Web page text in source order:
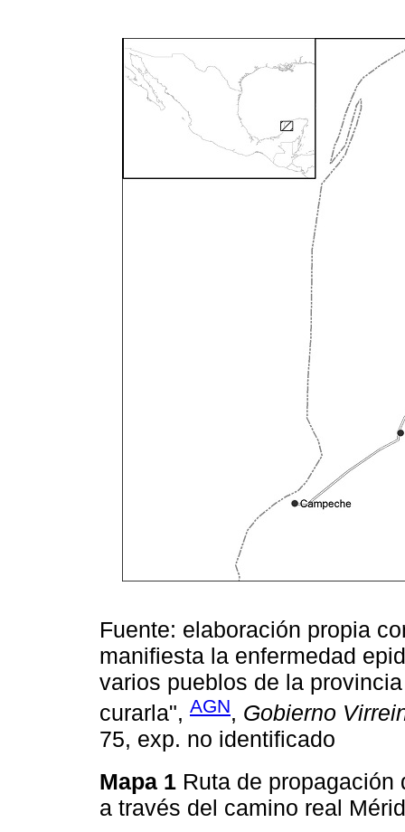
Fuente: elaboración propia
manifiesta la enfermedad
varios pueblos de la
curarla", AGN, Gobierno
75, exp. no identificado
Mapa 1 Ruta de
a través del camino real